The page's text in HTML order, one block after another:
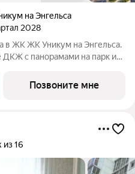
на Энгельса
2028
в ЖК ЖК Уникум на Энгельса.
ДКЖ с панорамами на парк и
школ, детских садов, и
Позвоните мне
из 16